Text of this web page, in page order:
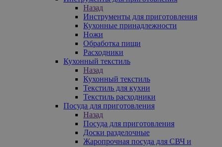
Назад
Инструменты для приготовления
Кухонные принадлежности
Ножи
Обработка пищи
Расходники
Кухонный текстиль
Назад
Кухонный текстиль
Текстиль для кухни
Текстиль расходники
Посуда для приготовления
Назад
Посуда для приготовления
Доски разделочные
Жаропрочная посуда для СВЧ и